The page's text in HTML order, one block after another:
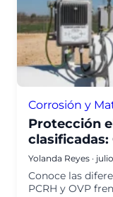
Corrosión y
Protección
clasificadas:
Yolanda Reyes ·
Conoce las
PCRH y OVP